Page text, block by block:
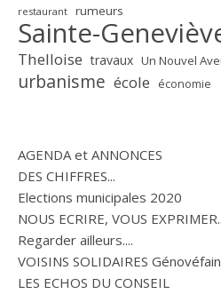
restaurant rumeurs
Sainte-
Thelloise travaux Un Nouvel
urbanisme école économie
AGENDA et ANNONCES
DES CHIFFRES...
Elections municipales 2020
NOUS ECRIRE, VOUS
Regarder ailleurs....
VOISINS SOLIDAIRES
LES ECHOS DU CONSEIL